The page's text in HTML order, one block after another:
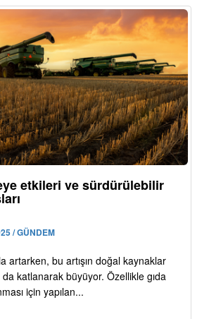
etkileri ve sürdürülebilir
/ GÜNDEM
artarken, bu artışın doğal kaynaklar
da katlanarak büyüyor. Özellikle gıda
için yapılan...